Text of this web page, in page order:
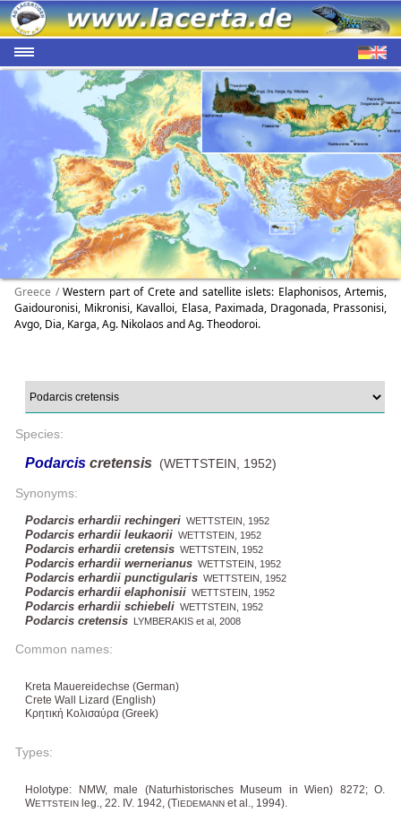
Greece / Western part of Crete and satellite islets: Elaphonisos, Artemis,
Gaidouronisi, Mikronisi, Kavalloi, Elasa, Paximada, Dragonada, Prassonisi,
Avgo, Dia, Karga, Ag. Nikolaos and Ag. Theodoroi.
Species:
Podarcis cretensis (WETTSTEIN, 1952)
Synonyms:
Podarcis erhardii rechingeri WETTSTEIN, 1952
Podarcis erhardii leukaorii WETTSTEIN, 1952
Podarcis erhardii cretensis WETTSTEIN, 1952
Podarcis erhardii wernerianus WETTSTEIN, 1952
Podarcis erhardii punctigularis WETTSTEIN, 1952
Podarcis erhardii elaphonisii WETTSTEIN, 1952
Podarcis erhardii schiebeli WETTSTEIN, 1952
Podarcis cretensis LYMBERAKIS et al, 2008
Common names:
Kreta Mauereidechse (German)
Crete Wall Lizard (English)
Κρητική Κολισαύρα (Greek)
Types:
Holotype: NMW, male (Naturhistorisches Museum in Wien) 8272; O.
WETTSTEIN leg., 22. IV. 1942, (TIEDEMANN et al., 1994).